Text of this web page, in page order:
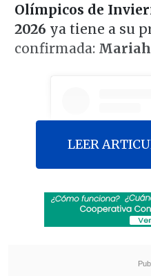
Olímpicos de
2026 ya tiene a su
confirmada: Mariah
LEER